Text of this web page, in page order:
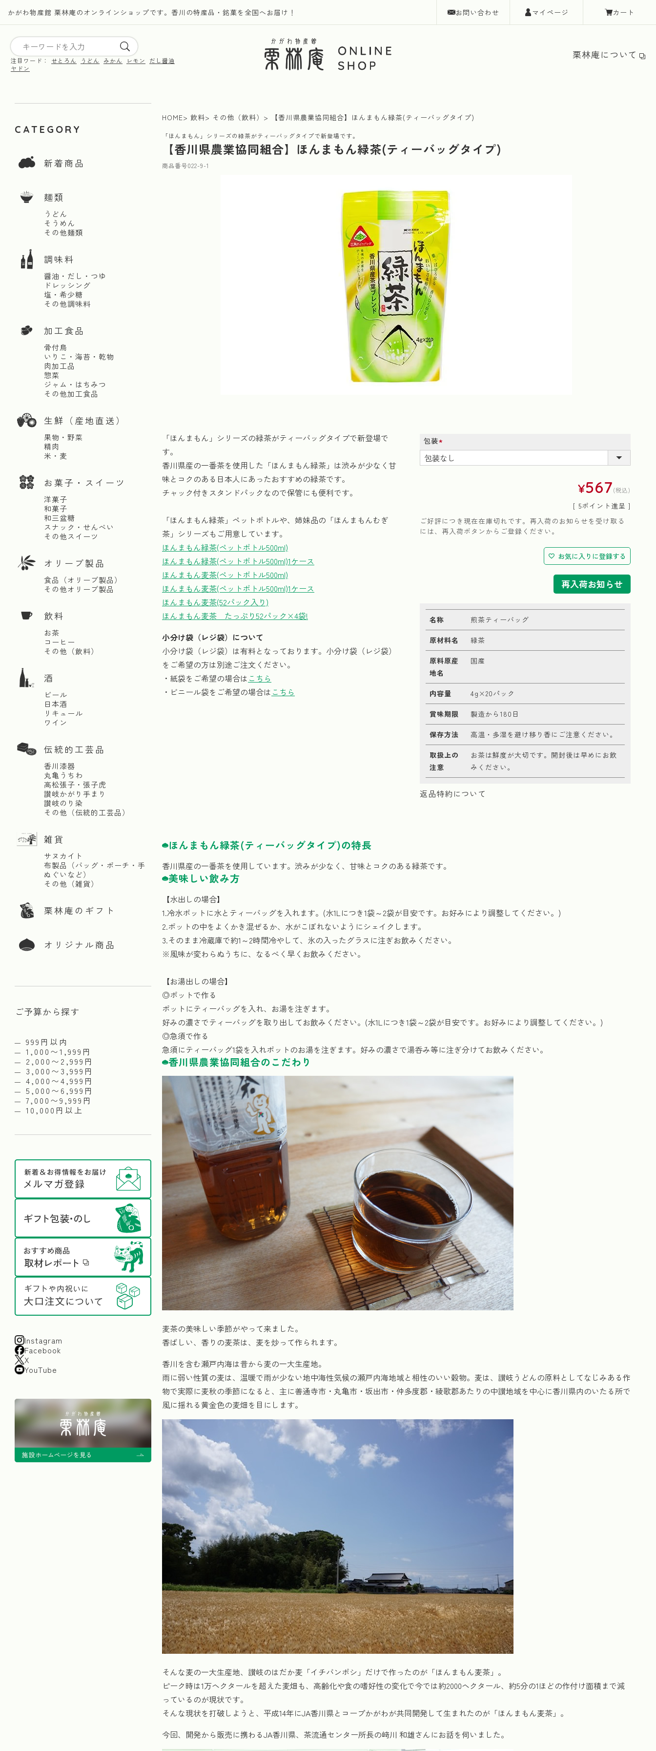
かがわ物産館 栗林庵のオンラインショップです。香川の特産品・銘菓を全国へお届け！ お問い合わせ マイページ カート
注目ワード： せとろん うどん みかん レモン
だし醤油
ヤドン
栗林庵について
CATEGORY
新着商品
麺類
うどん
そうめん
その他麺類
調味料
醤油・だし・つゆ
ドレッシング
塩・希少糖
その他調味料
加工食品
骨付鳥
いりこ・海苔・乾物
肉加工品
惣菜
ジャム・はちみつ
その他加工食品
生鮮（産地直送）
果物・野菜
精肉
米・麦
お菓子・スイーツ
洋菓子
和菓子
和三盆糖
スナック・せんべい
その他スイーツ
オリーブ製品
食品（オリーブ製品）
その他オリーブ製品
飲料
お茶
コーヒー
その他（飲料）
酒
ビール
日本酒
リキュール
ワイン
伝統的工芸品
香川漆器
丸亀うちわ
高松張子・張子虎
讃岐かがり手まり
讃岐のり染
その他（伝統的工芸品）
雑貨
サヌカイト
布製品（バッグ・ポーチ・手
ぬぐいなど）
その他（雑貨）
栗林庵のギフト
オリジナル商品
ご予算から探す
999円以内
1,000〜1,999円
2,000〜2,999円
3,000〜3,999円
4,000〜4,999円
5,000〜6,999円
7,000〜9,999円
10,000円以上
Instagram
Facebook
X
YouTube
HOME 飲料 その他（飲料） 【香川県農業協同組合】ほんまもん緑茶(ティーバッグタイプ)
「ほんまもん」シリーズの緑茶がティーバッグタイプで新登場です。
【香川県農業協同組合】ほんまもん緑茶(ティーバッグタイプ)
商品番号022-9-1
「ほんまもん」シリーズの緑茶がティーバッグタイプで新登場で
す。
香川県産の一番茶を使用した「ほんまもん緑茶」は渋みが少なく甘
味とコクのある日本人にあったおすすめの緑茶です。
チャック付きスタンドパックなので保管にも便利です。
「ほんまもん緑茶」ペットボトルや、姉妹品の「ほんまもんむぎ
茶」シリーズもご用意しています。
ほんまもん緑茶(ペットボトル500ml)
ほんまもん緑茶(ペットボトル500ml)1ケース
ほんまもん麦茶(ペットボトル500ml)
ほんまもん麦茶(ペットボトル500ml)1ケース
ほんまもん麦茶(52パック入り)
ほんまもん麦茶 たっぷり52パック×4袋!
小分け袋（レジ袋）について
小分け袋（レジ袋）は有料となっております。小分け袋（レジ袋）
をご希望の方は別途ご注文ください。
・紙袋をご希望の場合は こちら
・ビニール袋をご希望の場合は こちら
包装
(必
須)
¥567 税込
[ 5ポイント進呈 ]
ご好評につき現在在庫切れです。再入荷のお知らせを受け取る
には、再入荷ボタンからご登録ください。
お気に入りに登録する
再入荷お知らせ
名称 煎茶ティーバッグ
原材料名 緑茶
原料原産
地名
国産
内容量 4g×20パック
賞味期限 製造から180日
保存方法 高温・多湿を避け移り香にご注意ください。
取扱上の
注意
お茶は鮮度が大切です。開封後は早めにお飲
みください。
返品特約について
ほんまもん緑茶(ティーバッグタイプ)の特長
香川県産の一番茶を使用しています。渋みが少なく、甘味とコクのある緑茶です。
美味しい飲み方
【水出しの場合】
1.冷水ポットに水とティーバッグを入れます。(水1Lにつき1袋～2袋が目安です。お好みにより調整してください。)
2.ポットの中をよくかき混ぜるか、水がこぼれないようにシェイクします。
3.そのまま冷蔵庫で約1～2時間冷やして、氷の入ったグラスに注ぎお飲みください。
※風味が変わらぬうちに、なるべく早くお飲みください。
【お湯出しの場合】
◎ポットで作る
ポットにティーバッグを入れ、お湯を注ぎます。
好みの濃さでティーバッグを取り出してお飲みください。(水1Lにつき1袋～2袋が目安です。お好みにより調整してください。)
◎急須で作る
急須にティーバッグ1袋を入れポットのお湯を注ぎます。好みの濃さで湯呑み等に注ぎ分けてお飲みください。
香川県農業協同組合のこだわり
麦茶の美味しい季節がやって来ました。
香ばしい、香りの麦茶は、麦を炒って作られます。
香川を含む瀬戸内海は昔から麦の一大生産地。
雨に弱い性質の麦は、温暖で雨が少ない地中海性気候の瀬戸内海地域と相性のいい穀物。麦は、讃岐うどんの原料としてなじみある作
物で実際に麦秋の季節になると、主に善通寺市・丸亀市・坂出市・仲多度郡・綾歌郡あたりの中讃地域を中心に香川県内のいたる所で
風に揺れる黄金色の麦畑を目にします。
そんな麦の一大生産地、讃岐のはだか麦「イチバンボシ」だけで作ったのが「ほんまもん麦茶」。
ピーク時は1万ヘクタールを超えた麦畑も、高齢化や食の嗜好性の変化で今では約2000ヘクタール、約5分の1ほどの作付け面積まで減
っているのが現状です。
そんな現状を打破しようと、平成14年にJA香川県とコープかがわが共同開発して生まれたのが「ほんまもん麦茶」。
今回、開発から販売に携わるJA香川県、茶流通センター所長の﨑川 和雄さんにお話を伺いました。